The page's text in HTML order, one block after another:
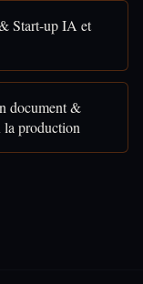
Start-up IA et
document &
production